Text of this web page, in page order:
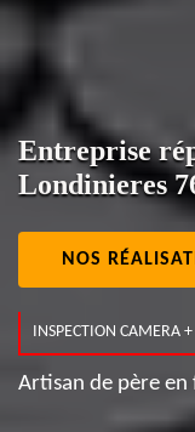
Entreprise
Londinieres
NOS
INSPECTION CAMERA
Artisan de père en